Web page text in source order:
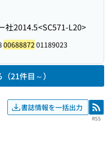
社2014.5<SC571-L20>
00688872 01189023
21件目～）
書誌情報を一括出力 RSS
RSS